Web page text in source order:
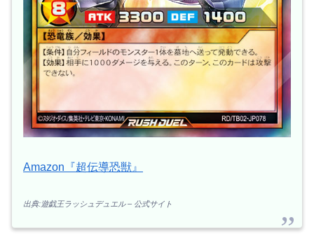
Amazon『超伝導恐獣』
出典:遊戯王ラッシュデュエル – 公式サイト